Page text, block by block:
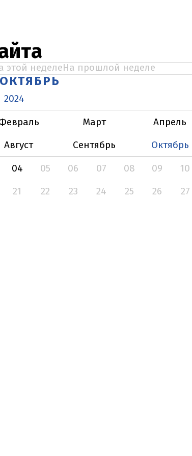
этой неделеНа прошлой неделе
ОКТЯБРЬ
2024
Март Апрель
Август Сентябрь Октябрь
04 05 06 07 08 09 10
21 22 23 24 25 26 27